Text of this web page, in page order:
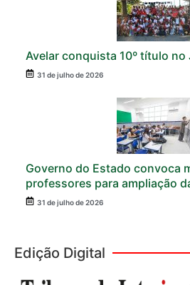
Avelar conquista 10º título no
31 de julho de 2026
Governo do Estado convoca
professores para ampliação
31 de julho de 2026
Edição Digital